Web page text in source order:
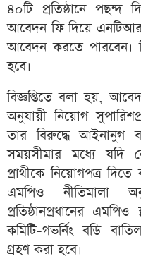
৪০টি প্রতিষ্ঠানে
আবেদন ফি দিয়ে
আবেদন করতে পারবেন।
হবে।
বিজ্ঞপ্তিতে বলা হয়,
অনুযায়ী নিয়োগ
তার বিরুদ্ধে আইনানুগ
সময়সীমার মধ্যে যদি
প্রাথীকে নিয়োগপত্র
এমপিও নীতিমালা
প্রতিষ্ঠানপ্রধানের
কমিটি-গভর্নিং বডি
গ্রহণ করা হবে।